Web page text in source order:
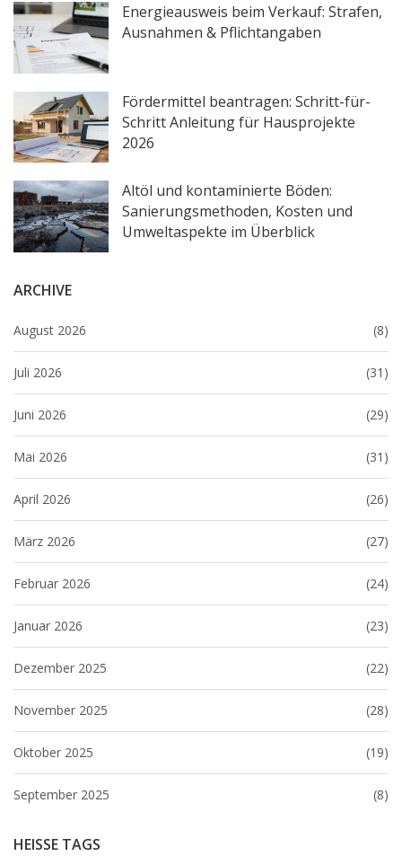
Energieausweis beim Verkauf: Strafen,
Ausnahmen & Pflichtangaben
Fördermittel beantragen: Schritt-für-
Schritt Anleitung für Hausprojekte
2026
Altöl und kontaminierte Böden:
Sanierungsmethoden, Kosten und
Umweltaspekte im Überblick
ARCHIVE
August 2026 (8)
Juli 2026 (31)
Juni 2026 (29)
Mai 2026 (31)
April 2026 (26)
März 2026 (27)
Februar 2026 (24)
Januar 2026 (23)
Dezember 2025 (22)
November 2025 (28)
Oktober 2025 (19)
September 2025 (8)
HEISSE TAGS